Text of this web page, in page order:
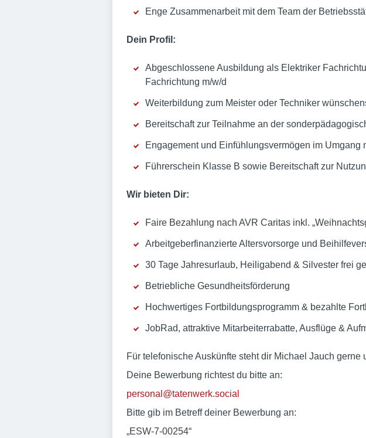
Enge Zusammenarbeit mit dem Team der
Dein Profil:
Abgeschlossene Ausbildung als Elektriker
Fachrichtung m/w/d
Weiterbildung zum Meister oder Techniker
Bereitschaft zur Teilnahme an der
Engagement und Einfühlungsvermögen im
Führerschein Klasse B sowie Bereitschaft zur
Wir bieten Dir:
Faire Bezahlung nach AVR Caritas inkl.
Arbeitgeberfinanzierte Altersvorsorge und
30 Tage Jahresurlaub, Heiligabend & Silvester frei
Betriebliche Gesundheitsförderung
Hochwertiges Fortbildungsprogramm & bezahlte
JobRad, attraktive Mitarbeiterrabatte, Ausflüge &
Für telefonische Auskünfte steht dir Michael Jauch
Deine Bewerbung richtest du bitte an:
personal@tatenwerk.social
Bitte gib im Betreff deiner Bewerbung an:
„ESW-7-00254“